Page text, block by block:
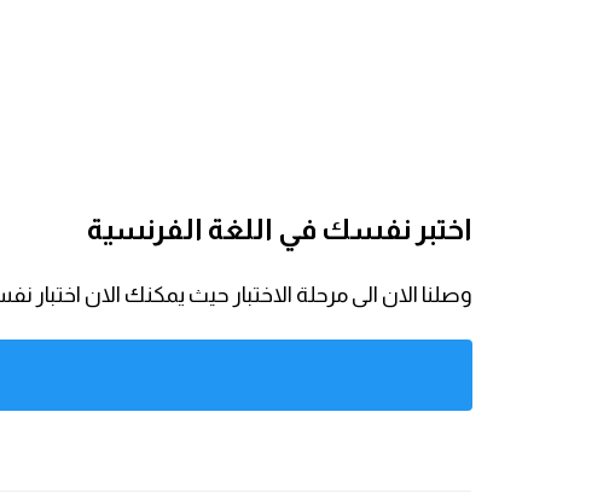
اختبر نفسك في اللغة الفرنسية
وصلنا الان الى مرحلة الاختبار حيث يمكنك الان